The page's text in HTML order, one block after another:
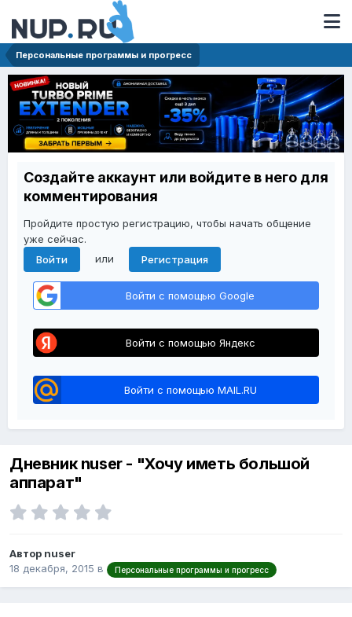
Персональные программы и прогресс
Создайте аккаунт или войдите в него для
комментирования
Пройдите простую регистрацию, чтобы начать общение
уже сейчас.
Войти
или Регистрация
Войти с помощью Google
Войти с помощью Яндекс
Войти с помощью MAIL.RU
Дневник nuser - "Хочу иметь большой
аппарат"
Автор nuser
18 декабря, 2015 в Персональные программы и прогресс